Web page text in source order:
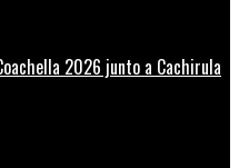
2026 junto a Cachirula